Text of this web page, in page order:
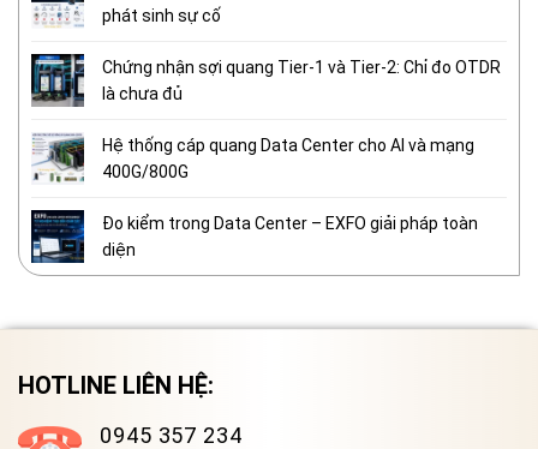
phát sinh sự cố
Chứng nhận sợi quang Tier-1 và Tier-2: Chỉ đo OTDR
là chưa đủ
Hệ thống cáp quang Data Center cho AI và mạng
400G/800G
Đo kiểm trong Data Center – EXFO giải pháp toàn
diện
HOTLINE LIÊN HỆ:
0945 357 234